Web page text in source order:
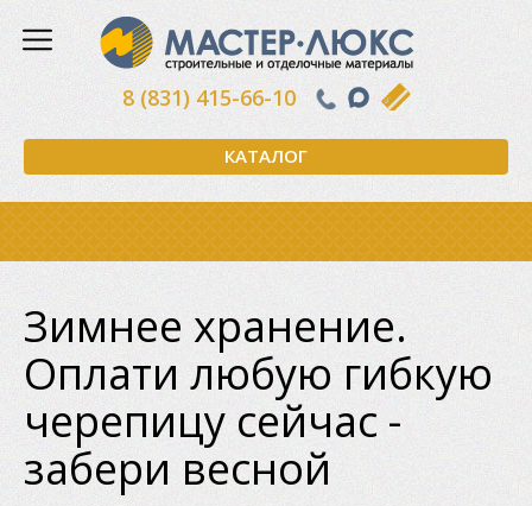
КАТАЛОГ
8 (831) 415-66-10
Зимнее хранение.
Оплати любую гибкую
черепицу сейчас -
забери весной